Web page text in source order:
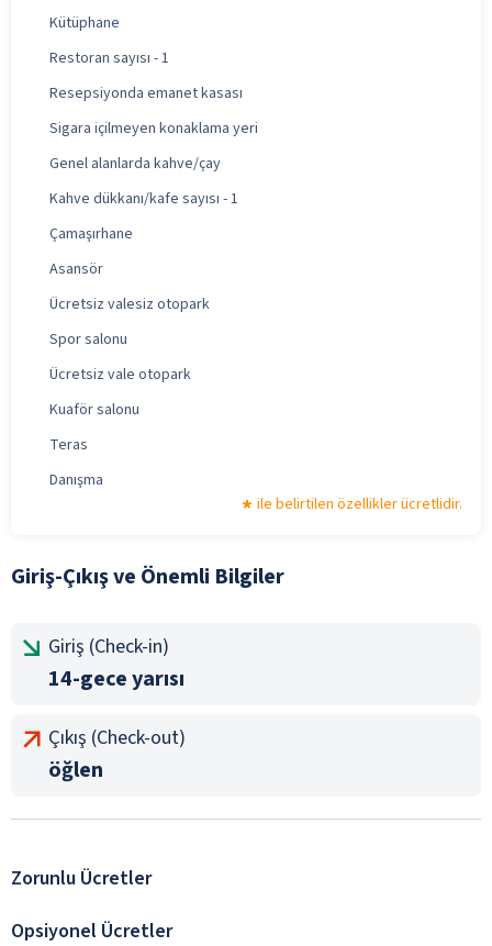
Kütüphane
Restoran sayısı - 1
Resepsiyonda emanet kasası
Sigara içilmeyen konaklama yeri
Genel alanlarda kahve/çay
Kahve dükkanı/kafe sayısı - 1
Çamaşırhane
Asansör
Ücretsiz valesiz otopark
Spor salonu
Ücretsiz vale otopark
Kuaför salonu
Teras
Danışma
ile belirtilen özellikler ücretlidir.
Giriş-Çıkış ve Önemli Bilgiler
Giriş (Check-in)
14-gece yarısı
Çıkış (Check-out)
öğlen
Zorunlu Ücretler
Opsiyonel Ücretler